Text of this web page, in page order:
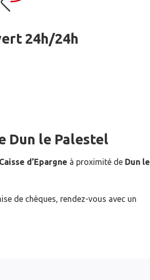
24h/24h
Dun le Palestel
d’Epargne à proximité de Dun le
de chèques, rendez-vous avec un